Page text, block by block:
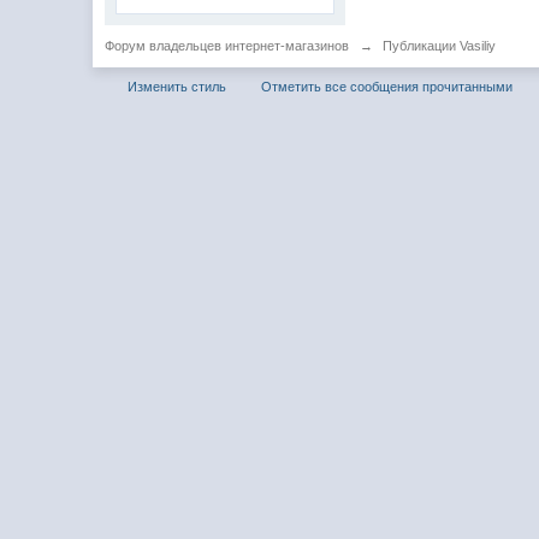
Форум владельцев интернет-магазинов → Публикации Vasiliy
Изменить стиль Отметить все сообщения прочитанными